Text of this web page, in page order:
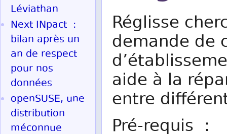
Réglisse
demande de
aide à la
entre
Pré-requis :
Léviathan
Next INpact :
bilan après un
an de respect
pour nos
données
openSUSE, une
distribution
méconnue